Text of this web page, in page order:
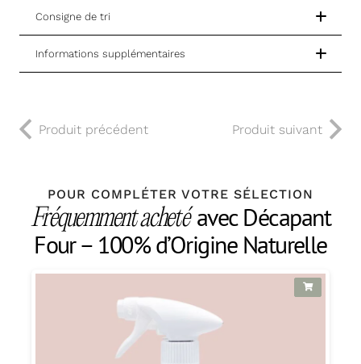
Consigne de tri
Informations supplémentaires
Produit précédent Produit suivant
POUR COMPLÉTER VOTRE SÉLECTION
Fréquemment achetéavec Décapant
Four – 100% d’Origine Naturelle